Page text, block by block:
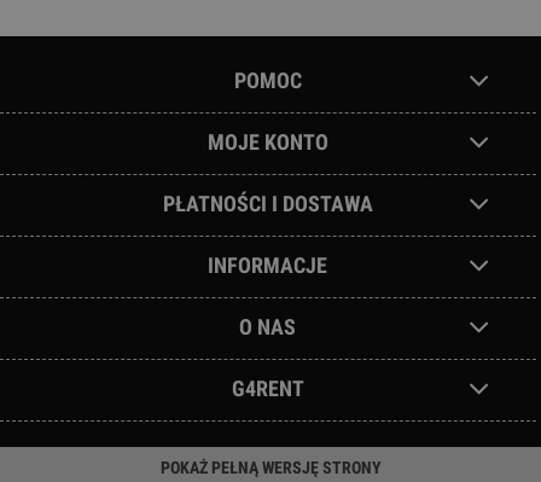
POMOC
MOJE KONTO
PŁATNOŚCI I DOSTAWA
INFORMACJE
O NAS
G4RENT
POKAŻ PEŁNĄ WERSJĘ STRONY